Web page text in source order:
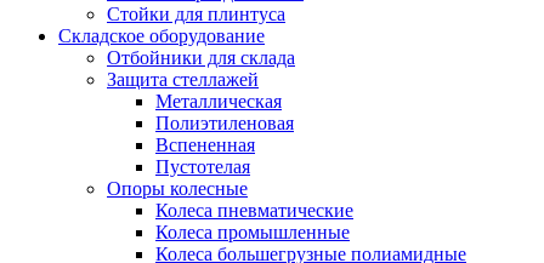
Стойки для плинтуса
Складское оборудование
Отбойники для склада
Защита стеллажей
Металлическая
Полиэтиленовая
Вспененная
Пустотелая
Опоры колесные
Колеса пневматические
Колеса промышленные
Колеса большегрузные полиамидные